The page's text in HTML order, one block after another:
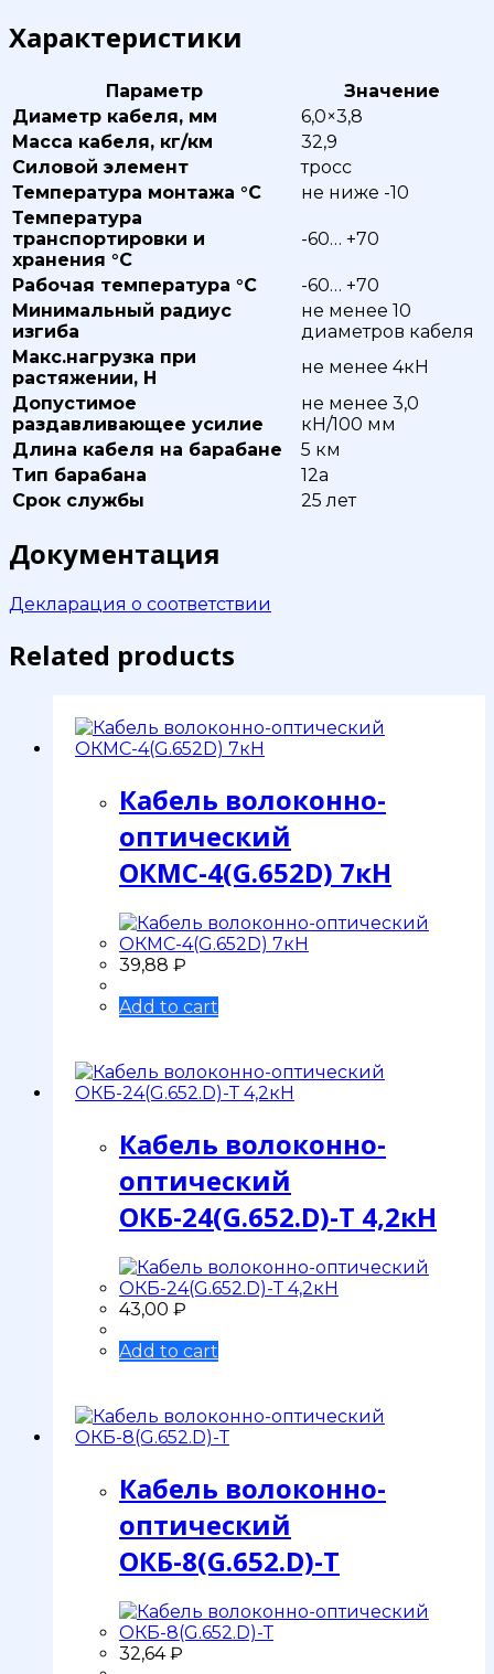
Характеристики
Параметр
Значение
Диаметр кабеля, мм
6,0×3,8
Масса кабеля, кг/км
32,9
Силовой элемент
тросс
Температура монтажа °С
не ниже -10
Температура
транспортировки и
хранения °С
-60… +70
Рабочая температура °С
-60… +70
Минимальный радиус
изгиба
не менее 10
диаметров кабеля
Макс.нагрузка при
растяжении, Н
не менее 4кН
Допустимое
раздавливающее усилие
не менее 3,0
кН/100 мм
Длина кабеля на барабане
5 км
Тип барабана
12а
Срок службы
25 лет
Документация
Декларация о соответствии
Related products
Кабель волоконно-
оптический
ОКМС-4(G.652D) 7кН
39,88 ₽
Add to cart
Кабель волоконно-
оптический
ОКБ-24(G.652.D)-Т 4,2кН
43,00 ₽
Add to cart
Кабель волоконно-
оптический
ОКБ-8(G.652.D)-Т
32,64₽